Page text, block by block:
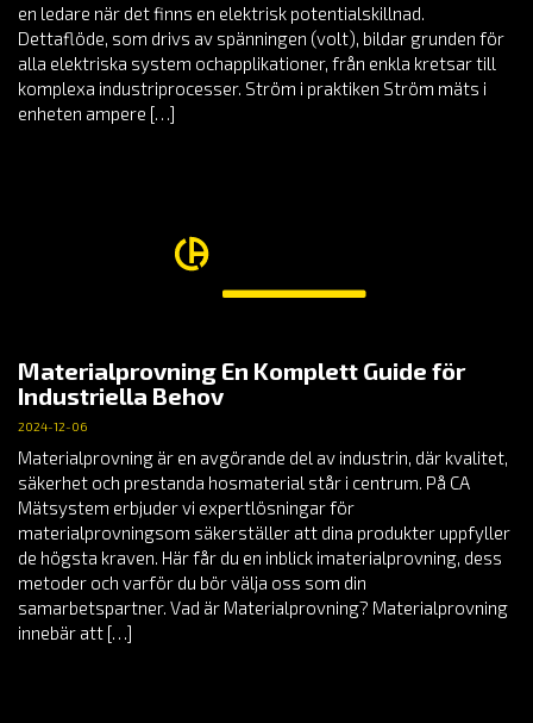
en ledare när det finns en elektrisk potentialskillnad.
Dettaflöde, som drivs av spänningen (volt), bildar grunden för
alla elektriska system ochapplikationer, från enkla kretsar till
komplexa industriprocesser. Ström i praktiken Ström mäts i
enheten ampere […]
Materialprovning En Komplett Guide för
Industriella Behov
2024-12-06
Materialprovning är en avgörande del av industrin, där kvalitet,
säkerhet och prestanda hosmaterial står i centrum. På CA
Mätsystem erbjuder vi expertlösningar för
materialprovningsom säkerställer att dina produkter uppfyller
de högsta kraven. Här får du en inblick imaterialprovning, dess
metoder och varför du bör välja oss som din
samarbetspartner. Vad är Materialprovning? Materialprovning
innebär att […]